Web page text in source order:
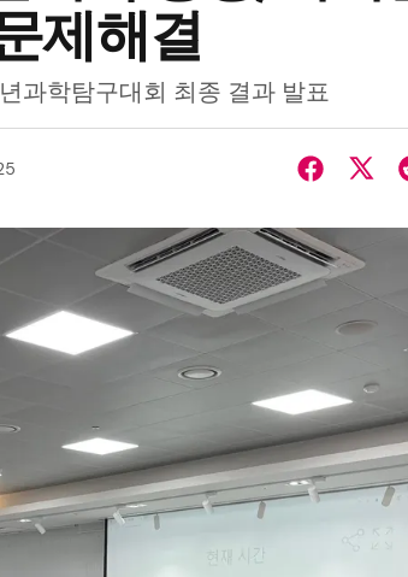
제해결
과학탐구대회 최종 결과 발표